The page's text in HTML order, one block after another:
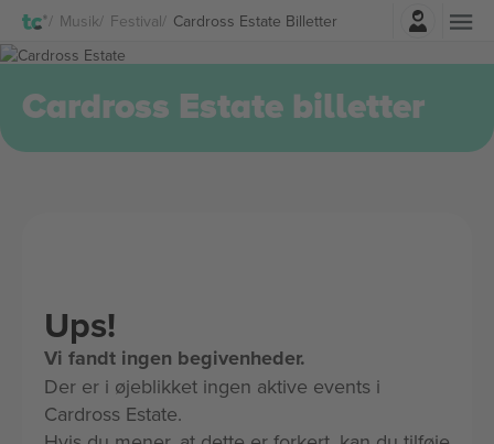
Musik Festival Cardross Estate Billetter
Log ind
Cardross Estate billetter
Ups!
Vi fandt ingen begivenheder.
Der er i øjeblikket ingen aktive events i
Cardross Estate.